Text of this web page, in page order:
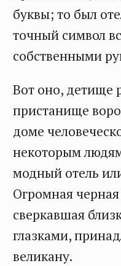
буквы; то был
точный символ
собственными
Вот оно, детище
пристанище
доме
некоторым
модный отель
Огромная
сверкавшая
глазками,
великану.